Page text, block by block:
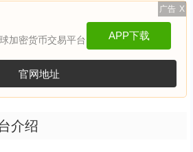
广告 X
加密货币交易平台 APP下载
官网地址
介绍